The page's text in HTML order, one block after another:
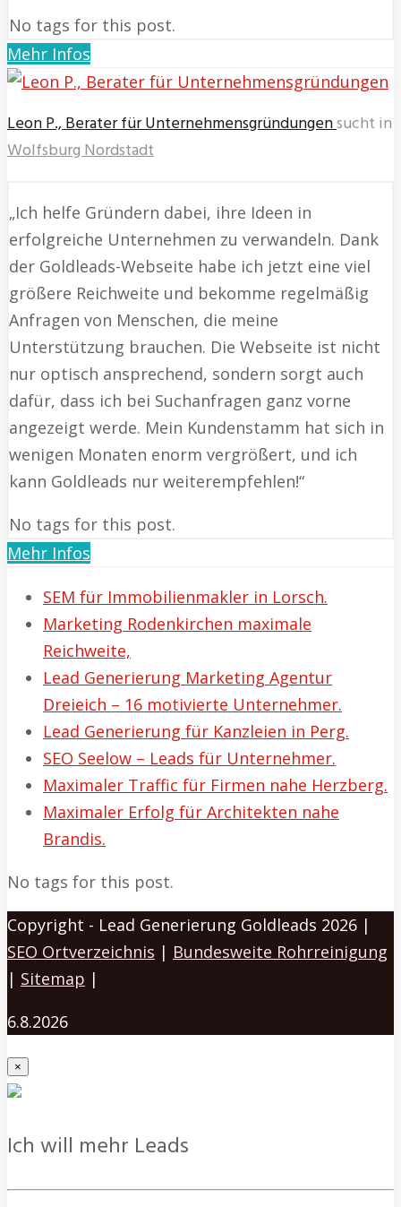
No tags for this post.
Mehr Infos
Leon P., Berater für Unternehmensgründungensucht in
Wolfsburg Nordstadt
„Ich helfe Gründern dabei, ihre Ideen in
erfolgreiche Unternehmen zu verwandeln. Dank
der Goldleads-Webseite habe ich jetzt eine viel
größere Reichweite und bekomme regelmäßig
Anfragen von Menschen, die meine
Unterstützung brauchen. Die Webseite ist nicht
nur optisch ansprechend, sondern sorgt auch
dafür, dass ich bei Suchanfragen ganz vorne
angezeigt werde. Mein Kundenstamm hat sich in
wenigen Monaten enorm vergrößert, und ich
kann Goldleads nur weiterempfehlen!“
No tags for this post.
Mehr Infos
SEM für Immobilienmakler in Lorsch.
Marketing Rodenkirchen maximale
Reichweite,
Lead Generierung Marketing Agentur
Dreieich – 16 motivierte Unternehmer.
Lead Generierung für Kanzleien in Perg.
SEO Seelow – Leads für Unternehmer.
Maximaler Traffic für Firmen nahe Herzberg.
Maximaler Erfolg für Architekten nahe
Brandis.
No tags for this post.
Copyright - Lead Generierung Goldleads 2026 |
SEO Ortverzeichnis | Bundesweite Rohrreinigung
| Sitemap |
6.8.2026
×
Ich will mehr Leads